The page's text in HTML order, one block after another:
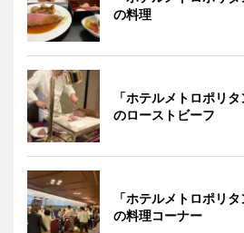
の料理
「ホテルメトロポリ
のローストビーフ
「ホテルメトロポリ
の料理コーナー